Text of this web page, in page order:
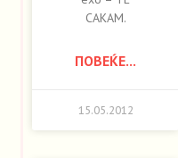
САКАМ.
ПОВЕЌЕ...
15.05.2012